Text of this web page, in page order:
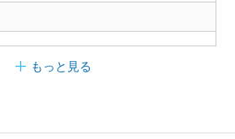
もっと見る